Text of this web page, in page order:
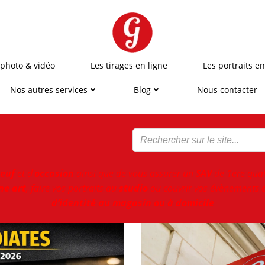
& vidéo Les tirages en ligne Les portraits
Nos autres services Blog Nous contacter
et d'occasion ainsi que de vous assurer un SAVde 1ere
art, faire vos portraits austudio ou couvrir vos évènements
d’identité au magasin ou à domicile